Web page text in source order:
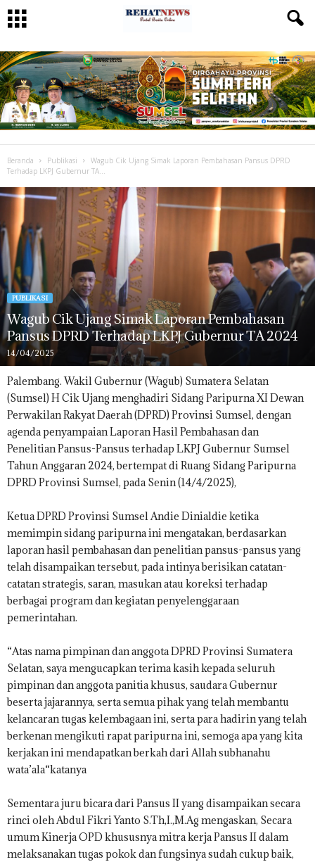
Beranda Publikasi
Wagub Cik Ujang Simak Laporan Pembahasan Pansus DPRD
Terhadap LKPJ Gubernur TA...
PUBLIKASI
Wagub Cik Ujang Simak Laporan Pembahasan
Pansus DPRD Terhadap LKPJ Gubernur TA 2024
14/04/2025
Palembang. Wakil Gubernur (Wagub) Sumatera Selatan
(Sumsel) H Cik Ujang menghadiri Sidang Paripurna XI Dewan
Perwakilan Rakyat Daerah (DPRD) Provinsi Sumsel, dengan
agenda penyampaian Laporan Hasil Pembahasan dan
Penelitian Pansus-Pansus terhadap LKPJ Gubernur Sumsel
Tahun Anggaran 2024, bertempat di Ruang Sidang Paripurna
DPRD Provinsi Sumsel, pada Senin (14/4/2025),
Ketua DPRD Provinsi Sumsel Andie Dinialdie ketika
memimpin sidang paripurna ini mengatakan, berdasarkan
laporan hasil pembahasan dan penelitian pansus-pansus yang
telah disampaikan tersebut, pada intinya berisikan catatan-
catatan strategis, saran, masukan atau koreksi terhadap
berbagai program dan kegiatan penyelenggaraan
pemerintahan.
“Atas nama pimpinan dan anggota DPRD Provinsi Sumatera
Selatan, saya mengucapkan terima kasih kepada seluruh
pimpinan dan anggota panitia khusus, saudara Gubernur
beserta jajarannya, serta semua pihak yang telah membantu
kelancaran tugas kelembagaan ini, serta para hadirin yang telah
berkenan mengikuti rapat paripurna ini, semoga apa yang kita
kerjakan ini mendapatkan berkah dari Allah subhanahu
wata’ala“katanya
Sementara juru bicara dari Pansus II yang disampaikan secara
rinci oleh Abdul Fikri Yanto S.Th,I.,M.Ag mengaskan, Secara
umum Kinerja OPD khususnya mitra kerja Pansus II dalam
melaksanakan tugas pokok dan fungsinya sudah cukup baik,